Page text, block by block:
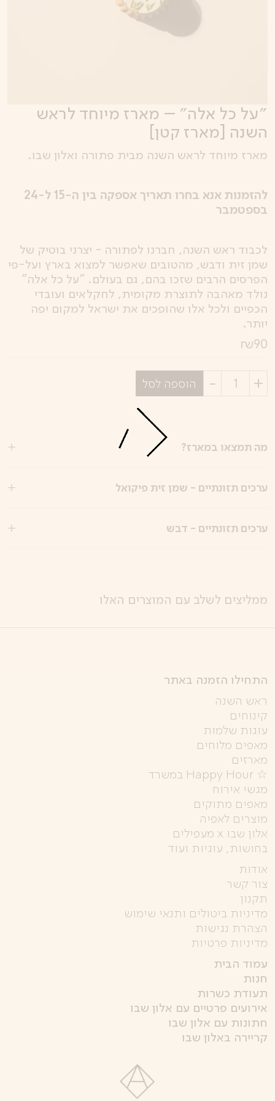
״על כל אלה״ – מארז מיוחד לראש
השנה [מארז קטן]
מארז מיוחד לראש השנה מבית פתורה ואלון שבו.
להזמנות אנא בחרו תאריך אספקה בין ה-15 ל-24
בספטמבר
לכבוד ראש השנה, חברנו לפתורה - יצרני בוטיק של
שמן זית ודבש, מהטובים שאפשר למצוא בארץ ועל-פי
הפרסים הרבים שזכו בהם, גם בעולם. "על כל אלה"
נולד מאהבה לתוצרת מקומית, לחקלאים ועובדי
הכפיים ולכל אלו שהופכים את ישראל למקום יפה
יותר.
90
₪
בחר
הוספה לסל
מה תמצאו במארז?
ערכים תזונתיים - שמן זית פיקואל
ערכים תזונתיים - דבש
ממליצים לשלב עם המוצרים האלו
התחילו הזמנה באתר
ראש השנה
קינוחים
עוגות שלמות
מאפים מלוחים
מארזים
☆ Happy Hour במשרד
מגשי אירוח
מאפים מתוקים
מוצרים לאפיה
אלון שבו x מעפילים
בחושות, עוגיות ועוד
אודות
צור קשר
תקנון
מדיניות ביטולים ותנאי שימוש
הצהרת נגישות
מדיניות פרטיות
עמוד הבית
חנות
תעודת כשרות
אירועים פרטיים עם אלון שבו
חתונות עם אלון שבו
קריירה באלון שבו